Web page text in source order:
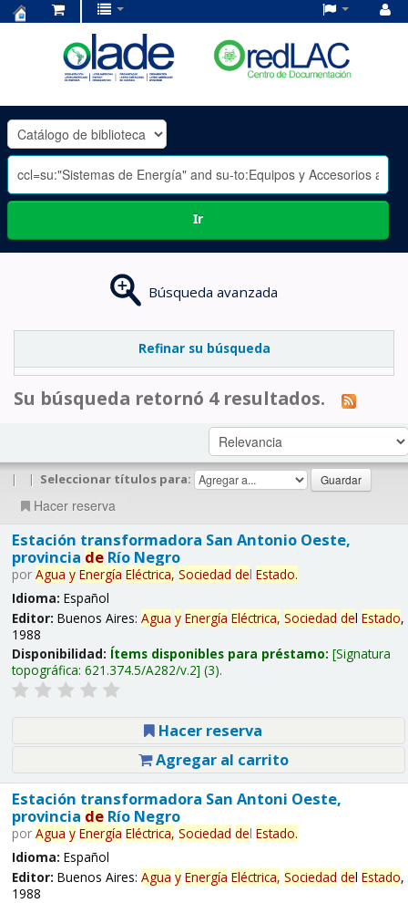
OLADE
-
Ir
Búsqueda avanzada
Refinar su búsqueda
Su búsqueda retornó 4 resultados.
| | Seleccionar títulos para:
Hacer reserva
Estación transformadora San Antonio Oeste,
provincia deRío Negro
por Agua y Energía Eléctrica, Sociedad del Estado.
Idioma: Español
Editor: Buenos Aires: Agua y Energía Eléctrica, Sociedad del Estado,
1988
Disponibilidad: Ítems disponibles para préstamo: Signatura
topográfica: 621.374.5/A282/v.2 (3).
Hacer reserva
Agregar al carrito
Estación transformadora San Antoni Oeste,
provincia deRío Negro
por Agua y Energía Eléctrica, Sociedad del Estado.
Idioma: Español
Editor: Buenos Aires: Agua y Energía Eléctrica, Sociedad del Estado,
1988